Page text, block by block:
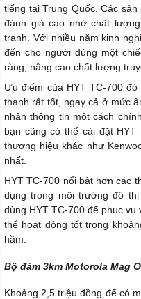
tiếng tại Trung Quốc. Các
đánh giá cao nhờ chất
tranh. Với nhiều năm kinh
đến cho người dùng một
ràng, nâng cao chất lượng
Ưu điểm của HYT TC-700
thanh rất tốt, ngay cả ở mức
nhận thông tin một cách
bạn cũng có thể cài đặt
thương hiệu khác như
nhất.
HYT TC-700 nổi bật hơn các
dụng trong môi trường đô
dùng HYT TC-700 để phục
thể hoạt động tốt trong
hầm.
Bộ đàm 3km Motorola Mag
Khoảng 2,5 triệu đồng để có